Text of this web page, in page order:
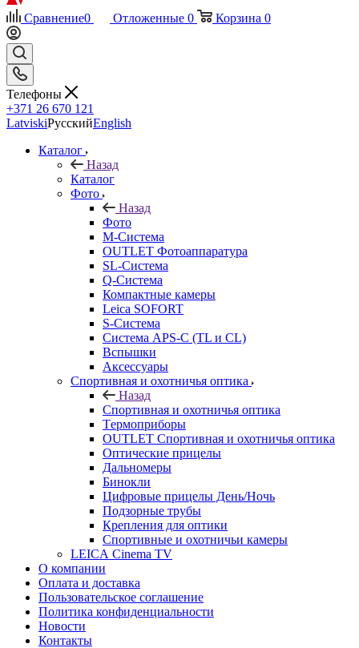
Сравнение0 Отложенные 0 Корзина 0
Телефоны
+371 26 670 121
LatviskiРусскийEnglish
Каталог
Назад
Каталог
Фото
Назад
Фото
M-Система
OUTLET Фотоаппаратура
SL-Система
Q-Cистема
Компактные камеры
Leica SOFORT
S-Система
Система APS-C (TL и CL)
Вспышки
Аксессуары
Спортивная и охотничья оптика
Назад
Спортивная и охотничья оптика
Tермоприборы
OUTLET Спортивная и охотничья оптика
Оптические прицелы
Дальномеры
Бинокли
Цифровые прицелы День/Ночь
Подзорные трубы
Крепления для оптики
Спортивные и охотничьи камеры
LEICA Cinema TV
О компании
Оплата и доставка
Пользовательское соглашение
Политика конфиденциальности
Новости
Контакты